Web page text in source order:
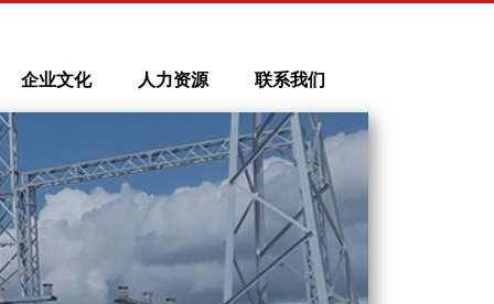
企业文化 人力资源 联系我们